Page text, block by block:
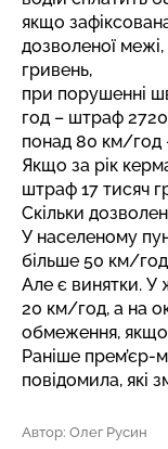
якщо
дозволеної
гривень,
при порушенні
год – штраф
понад 80 км/год
Якщо за рік
штраф 17 тисяч
Скільки
У населеному
більше 50 км/
Але є винятки. У
20 км/год, а на
обмеження, якщо
Раніше прем’єр-
повідомила, які
Автор: Олег Русин